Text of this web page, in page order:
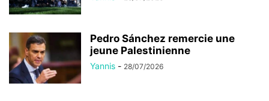
Pedro Sánchez remercie une
jeune Palestinienne
Yannis - 28/07/2026